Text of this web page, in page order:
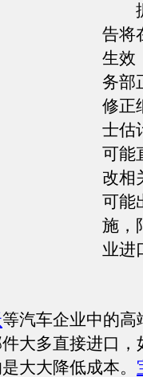
据
告将
生效
务部
修正
士估
可能
改相
可能
施，
业进
等汽车企业中的高
大多直接进口，
大大降低成本。